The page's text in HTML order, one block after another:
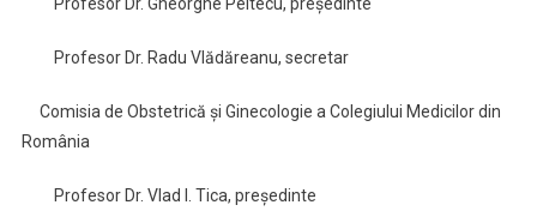
Profesor Dr. Radu Vlădăreanu, secretar
Comisia de Obstetrică şi Ginecologie a Colegiului Medicilor din
România
Profesor Dr. Vlad I. Tica, preşedinte